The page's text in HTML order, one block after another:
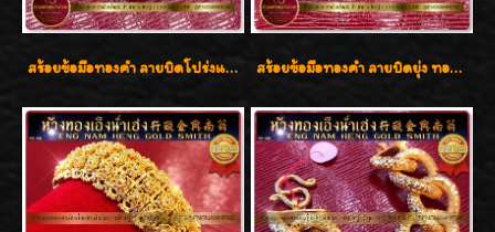
สร้อยข้อมือทองคำ ลายบิดโปร่งแกะลาย ทองคำ 96.5% น้ำหนัก 5 บาท สวยค่ะ สร้อยข้อมือทองคำ ลายบิดยุ่ง ทองคำ 96.5% น้ำหนัก 3 บาท สวยน่าสะสมค่ะ